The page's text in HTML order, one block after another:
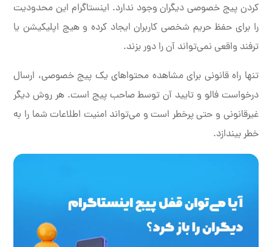
کردن پیج خصوصی دیگران وجود ندارد. اینستاگرام این محدودیت
را برای حفظ حریم شخصی کاربران ایجاد کرده و هیچ اپلیکیشن یا
ترفند واقعی نمی‌تواند آن را دور بزند.
تنها راه قانونی برای مشاهده محتواهای یک پیج خصوصی، ارسال
درخواست فالو و تایید آن توسط صاحب پیج است. هر روش دیگر
غیرقانونی و حتی پرخطر است و می‌تواند امنیت اطلاعات شما را به
خطر بیندازد.